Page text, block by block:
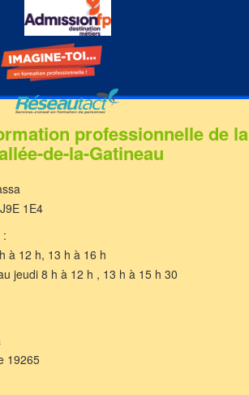
professionnelle de la
de-la-Gatineau
J9E 1E4
:
à 12 h, 13 h à 16 h
jeudi 8 h à 12 h , 13 h à 15 h 30
19265